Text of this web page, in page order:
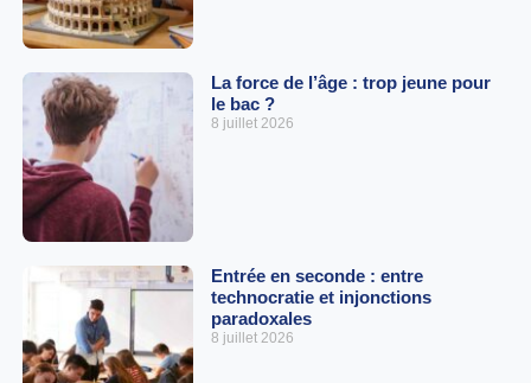
La force de l’âge : trop jeune pour
le bac ?
8 juillet 2026
Entrée en seconde : entre
technocratie et injonctions
paradoxales
8 juillet 2026